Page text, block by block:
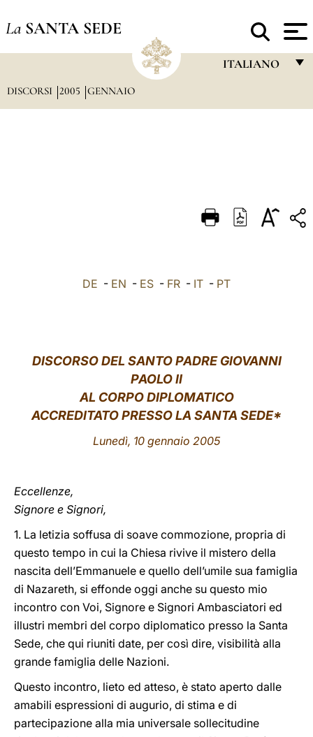
La SANTA SEDE
ITALIANO
DEUTSCH
العربيّة
DISCORSI 2005 GENNAIO
DE - EN - ES - FR - IT - PT
DISCORSO DEL SANTO PADRE GIOVANNI
PAOLO II
AL CORPO DIPLOMATICO
ACCREDITATO PRESSO LA SANTA SEDE*
Lunedì, 10 gennaio 2005
Eccellenze,
Signore e Signori,
1. La letizia soffusa di soave commozione, propria di
questo tempo in cui la Chiesa rivive il mistero della
nascita dell’Emmanuele e quello dell’umile sua famiglia
di Nazareth, si effonde oggi anche su questo mio
incontro con Voi, Signore e Signori Ambasciatori ed
illustri membri del corpo diplomatico presso la Santa
Sede, che qui riuniti date, per così dire, visibilità alla
grande famiglia delle Nazioni.
Questo incontro, lieto ed atteso, è stato aperto dalle
amabili espressioni di augurio, di stima e di
partecipazione alla mia universale sollecitudine